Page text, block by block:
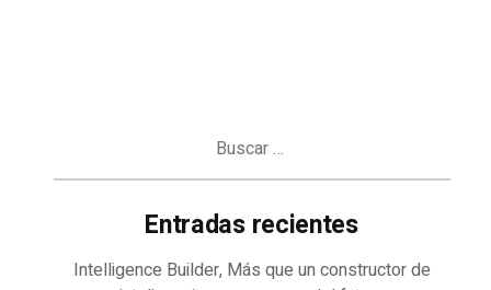
Entradas recientes
Intelligence Builder, Más que un constructor de